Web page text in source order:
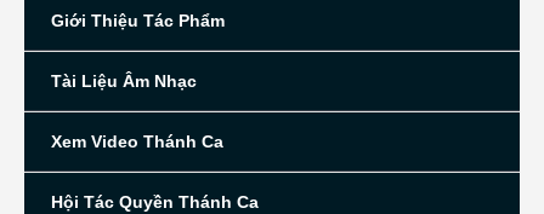
Giới Thiệu Tác Phẩm
Tài Liệu Âm Nhạc
Xem Video Thánh Ca
Hội Tác Quyền Thánh Ca